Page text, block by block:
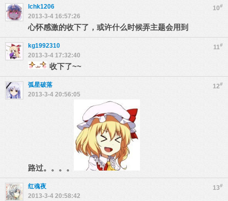
10#
lchk1206
2013-3-4 16:57:26
心怀感激的收下了，或许什么时候弄主题会用到
11#
kg1992310
2013-3-4 17:32:40
收下了~~
12#
弧星破落
2013-3-4 20:56:05
路过。。。。
13#
红魂夜
2013-3-4 20:58:42